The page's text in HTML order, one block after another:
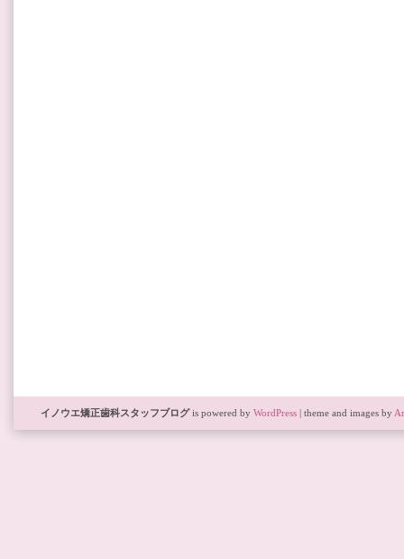
イノウエ矯正歯科スタッフブログis powered by WordPress | theme and images by